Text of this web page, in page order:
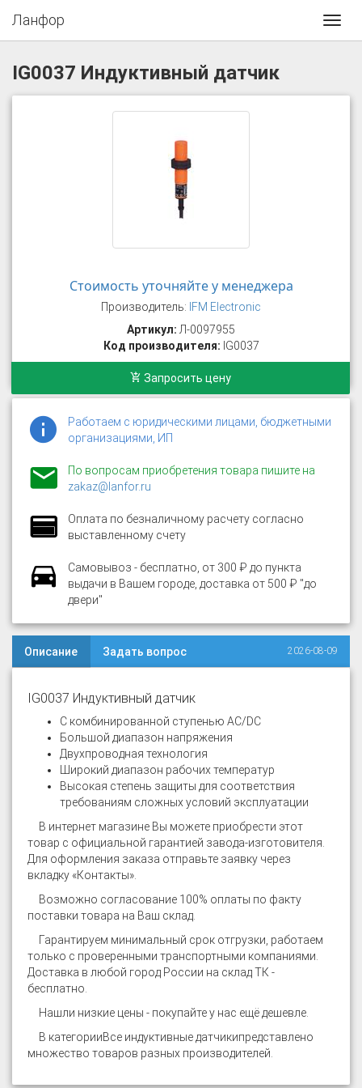
Ланфор
IG0037 Индуктивный датчик
Стоимость уточняйте у менеджера
Производитель: IFM Electronic
Артикул: Л-0097955
Код производителя: IG0037
Запросить цену
Работаем с юридическими лицами, бюджетными
организациями, ИП
По вопросам приобретения товара пишите на
zakaz@lanfor.ru
Оплата по безналичному расчету согласно
выставленному счету
Самовывоз - бесплатно, от 300 ₽ до пункта
выдачи в Вашем городе, доставка от 500 ₽ "до
двери"
Описание Задать вопрос 2026-08-09
IG0037 Индуктивный датчик
С комбинированной ступенью AC/DC
Большой диапазон напряжения
Двухпроводная технология
Широкий диапазон рабочих температур
Высокая степень защиты для соответствия
требованиям сложных условий эксплуатации
В интернет магазине Вы можете приобрести этот
товар с официальной гарантией завода-изготовителя.
Для оформления заказа отправьте заявку через
вкладку «Контакты».
Возможно согласование 100% оплаты по факту
поставки товара на Ваш склад.
Гарантируем минимальный срок отгрузки, работаем
только с проверенными транспортными компаниями.
Доставка в любой город России на склад ТК -
бесплатно.
Нашли низкие цены - покупайте у нас ещё дешевле.
В категорииВсе индуктивные датчикипредставлено
множество товаров разных производителей.